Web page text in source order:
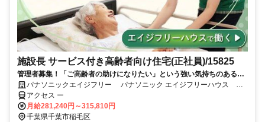
施設長 サービス付き高齢者向け住宅(正社員)/15825
管理者募集！「ご高齢者の助けになりたい」という強い気持ちのある方
大歓迎です！拠点のスタッフと協力し、笑顔溢れる明るい拠点をつくり
ませんか？
パナソニックエイジフリー パナソニック エイジフリーハウス 千
葉エリア
アクセス ー
月給281,240円～315,810円
千葉県千葉市稲毛区